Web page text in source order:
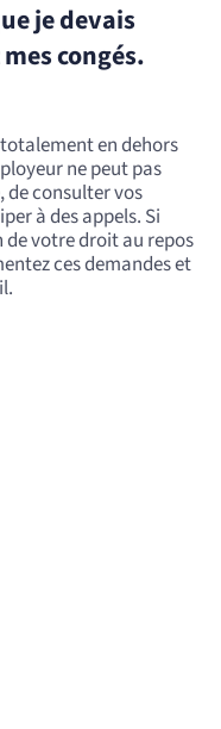
je devais
congés.
en dehors
ne peut pas
de consulter vos
à des appels. Si
votre droit au repos
ces demandes et